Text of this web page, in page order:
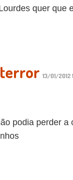
quer que
terror 13/01/2012
podia perder a